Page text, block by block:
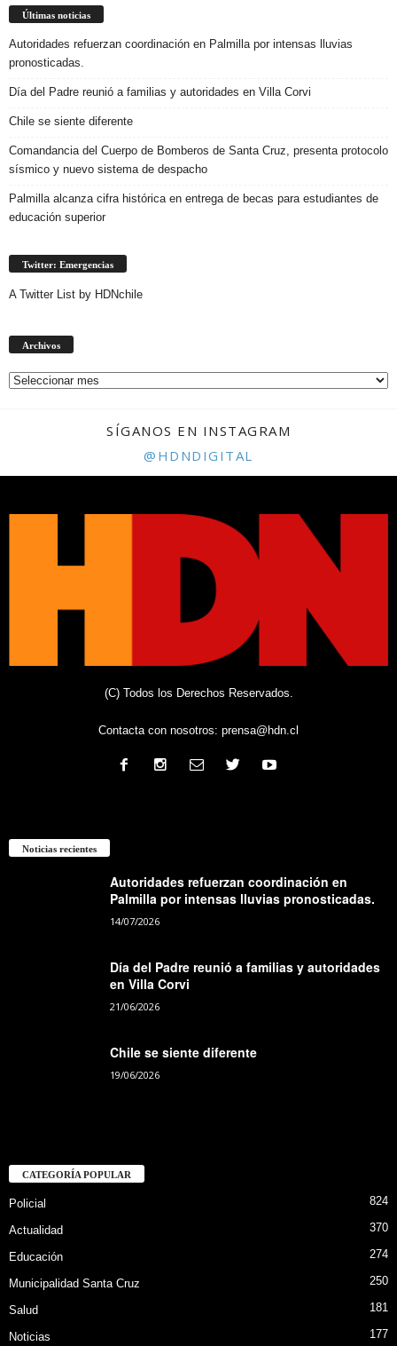
Últimas noticias
Autoridades refuerzan coordinación en Palmilla por intensas lluvias
pronosticadas.
Día del Padre reunió a familias y autoridades en Villa Corvi
Chile se siente diferente
Comandancia del Cuerpo de Bomberos de Santa Cruz, presenta protocolo
sísmico y nuevo sistema de despacho
Palmilla alcanza cifra histórica en entrega de becas para estudiantes de
educación superior
Twitter: Emergencias
A Twitter List by HDNchile
Archivos
SÍGANOS EN INSTAGRAM
@HDNDIGITAL
(C) Todos los Derechos Reservados.
Contacta con nosotros: prensa@hdn.cl
Noticias recientes
Autoridades refuerzan coordinación en
Palmilla por intensas lluvias pronosticadas.
14/07/2026
Día del Padre reunió a familias y autoridades
en Villa Corvi
21/06/2026
Chile se siente diferente
19/06/2026
CATEGORÍA POPULAR
Policial 824
Actualidad 370
Educación 274
Municipalidad Santa Cruz 250
Salud 181
Noticias 177